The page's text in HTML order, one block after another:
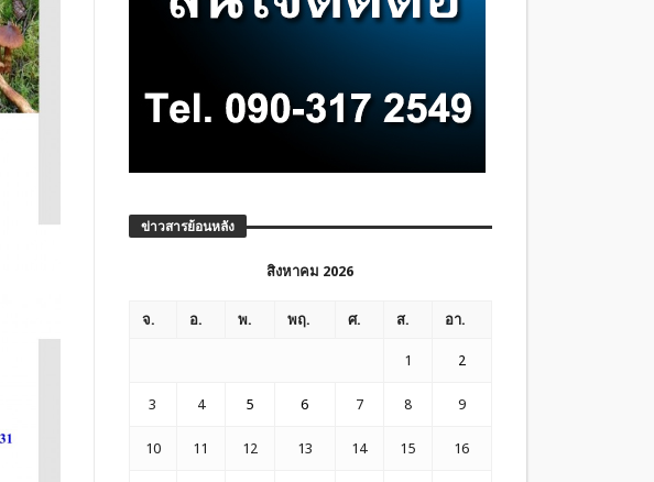
ข่าวสารย้อนหลัง
สิงหาคม 2026
จ. อ. พ. พฤ. ศ. ส. อา.
1 2
3 4 5 6 7 8 9
10 11 12 13 14 15 16